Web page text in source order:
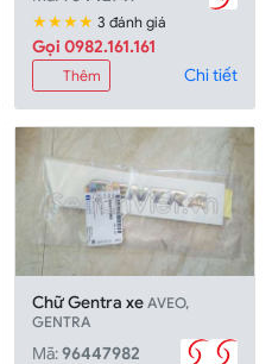
★★★★ 3 đánh giá
Gọi 0982.161.161
Thêm Chi tiết
Chữ Gentra xeAVEO,
GENTRA
Mã:96447982